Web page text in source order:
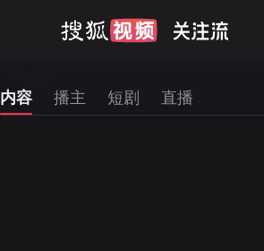
内容 播主 短剧 直播